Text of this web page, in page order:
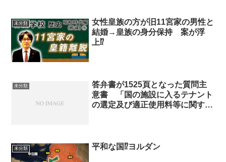
未分類
女性皇族の方が旧11宮家の男性と
結婚→皇族の身分保持 案が浮
上⁉
未分類
答弁書が1525頁となった質問主
意書 「国の施設に入るテナント
の選定及び適正使用料等に関する
未分類 平和な国⁉ヨルダン